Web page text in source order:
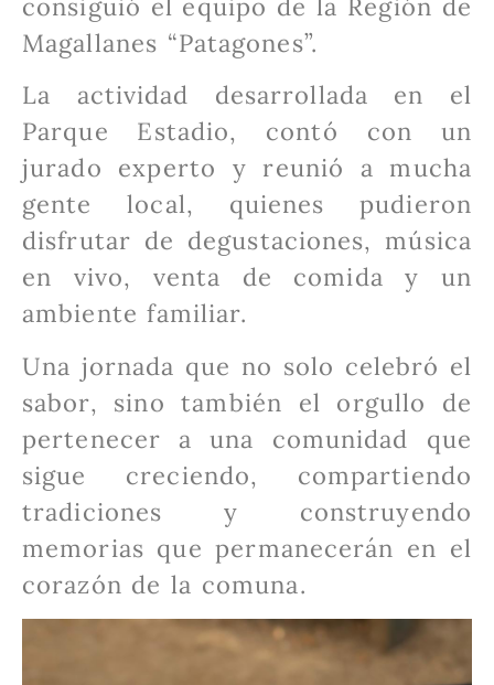
consiguió el equipo de la Región de
Magallanes “Patagones”.
La actividad desarrollada en el
Parque Estadio, contó con un
jurado experto y reunió a mucha
gente local, quienes pudieron
disfrutar de degustaciones, música
en vivo, venta de comida y un
ambiente familiar.
Una jornada que no solo celebró el
sabor, sino también el orgullo de
pertenecer a una comunidad que
sigue creciendo, compartiendo
tradiciones y construyendo
memorias que permanecerán en el
corazón de la comuna.